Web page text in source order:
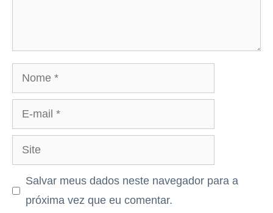
Nome
mail
Site
Salvar meus dados neste navegador para a
próxima vez que eu comentar.